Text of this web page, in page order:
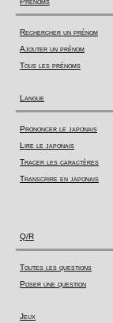
Rechercher un prénom
Ajouter un prénom
Tous les prénoms
Langue
Prononcer le japonais
Lire le japonais
Tracer les caractères
Transcrire en japonais
Q/R
Toutes les questions
Poser une question
Jeux